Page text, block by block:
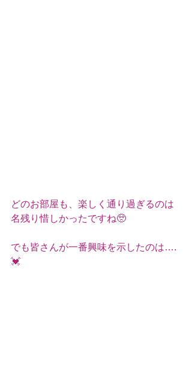
どのお部屋も、楽しく通り過ぎるのは
名残り惜しかったですね🥺
でも皆さんが一番興味を示したのは….
💓